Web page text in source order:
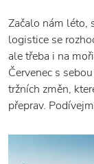
Začalo nám léto,
logistice se
ale třeba i na
Červenec s
tržních změn,
přeprav.